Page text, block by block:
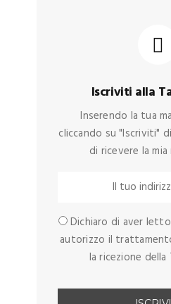
Iscriviti alla
Inserendo la tua
cliccando su "Iscriviti"
di ricevere la
Dichiaro di aver
autorizzo il
la ricezione